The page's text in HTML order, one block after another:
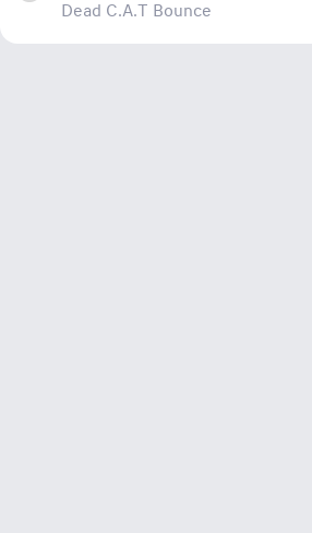
Dead C.A.T Bounce